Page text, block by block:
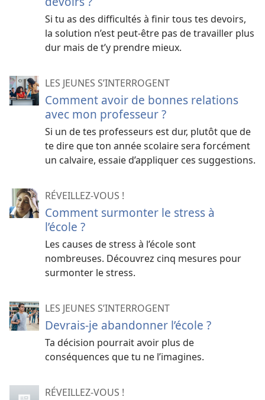
Si tu as des difficultés à finir tous tes devoirs,
la solution n’est peut-être pas de travailler plus
dur mais de t’y prendre mieux.
LES JEUNES S’INTERROGENT
Comment avoir de bonnes relations
avec mon professeur ?
Si un de tes professeurs est dur, plutôt que de
te dire que ton année scolaire sera forcément
un calvaire, essaie d’appliquer ces suggestions.
RÉVEILLEZ-VOUS !
Comment surmonter le stress à
l’école ?
Les causes de stress à l’école sont
nombreuses. Découvrez cinq mesures pour
surmonter le stress.
LES JEUNES S’INTERROGENT
Devrais-je abandonner l’école ?
Ta décision pourrait avoir plus de
conséquences que tu ne l’imagines.
RÉVEILLEZ-VOUS !